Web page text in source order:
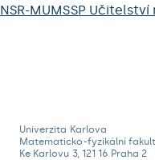
NSR-MUMSSP
Univerzita Karlova
Matematicko-fyzikální
Ke Karlovu 3, 121 16 Praha 2